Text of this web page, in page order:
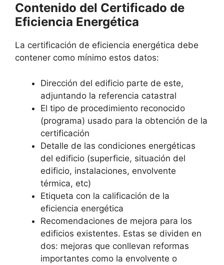
Contenido del Certificado de
Eficiencia Energética
La certificación de eficiencia energética debe
contener como mínimo estos datos:
Dirección del edificio parte de este,
adjuntando la referencia catastral
El tipo de procedimiento reconocido
(programa) usado para la obtención de la
certificación
Detalle de las condiciones energéticas
del edificio (superficie, situación del
edificio, instalaciones, envolvente
térmica, etc)
Etiqueta con la calificación de la
eficiencia energética
Recomendaciones de mejora para los
edificios existentes. Estas se dividen en
dos: mejoras que conllevan reformas
importantes como la envolvente o